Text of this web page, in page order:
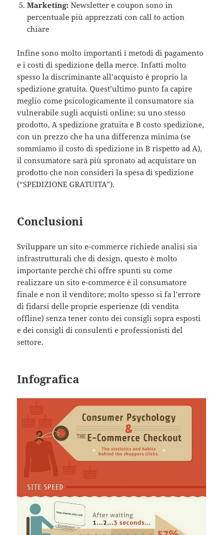
Marketing: Newsletter e coupon sono in
percentuale più apprezzati con call to action
chiare
Infine sono molto importanti i metodi di pagamento
e i costi di spedizione della merce. Infatti molto
spesso la discriminante all’acquisto è proprio la
spedizione gratuita. Quest’ultimo punto fa capire
meglio come psicologicamente il consumatore sia
vulnerabile sugli acquisti online; su uno stesso
prodotto, A spedizione gratuita e B costo spedizione,
con un prezzo che ha una differenza minima (se
sommiamo il costo di spedizione in B rispetto ad A),
il consumatore sarà più spronato ad acquistare un
prodotto che non consideri la spesa di spedizione
(“SPEDIZIONE GRATUITA”).
Conclusioni
Sviluppare un sito e-commerce richiede analisi sia
infrastrutturali che di design, questo è molto
importante perchè chi offre spunti su come
realizzare un sito e-commerce è il consumatore
finale e non il venditore; molto spesso si fa l’errore
di fidarsi delle proprie esperienze (di vendita
offline) senza tener conto dei consigli sopra esposti
e dei consigli di consulenti e professionisti del
settore.
Infografica